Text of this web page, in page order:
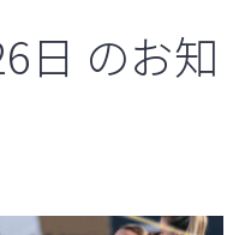
日 のお知